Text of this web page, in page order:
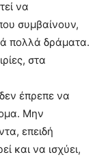
να
συμβαίνουν,
πολλά δράματα.
στα
έπρεπε να
Μην
επειδή
και να ισχύει,